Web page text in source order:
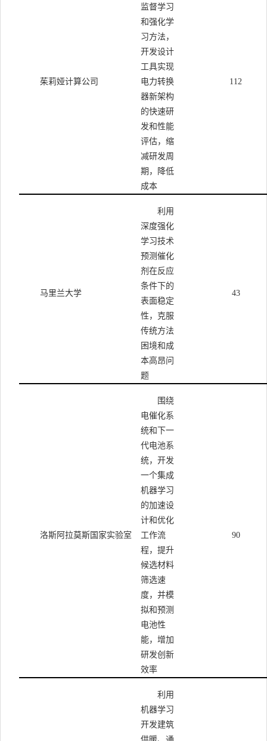
茱莉娅计算公司
监督学习
和强化学
习方法，
开发设计
工具实现
电力转换
器新架构
的快速研
发和性能
评估，缩
减研发周
期，降低
成本
112
马里兰大学
利用
深度强化
学习技术
预测催化
剂在反应
条件下的
表面稳定
性，克服
传统方法
困境和成
本高昂问
题
43
洛斯阿拉莫斯国家实验室
围绕
电催化系
统和下一
代电池系
统，开发
一个集成
机器学习
的加速设
计和优化
工作流
程，提升
候选材料
筛选速
度，并模
拟和预测
电池性
能，增加
研发创新
效率
90
利用
机器学习
开发建筑